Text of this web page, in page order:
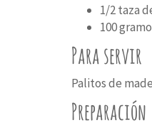
1/2 taza
100
Para servir
Palitos de
Preparación